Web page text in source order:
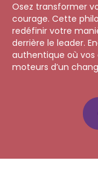
Osez transformer
courage. Cette
redéfinir votre
derrière le leader.
authentique où vos
moteurs d’un